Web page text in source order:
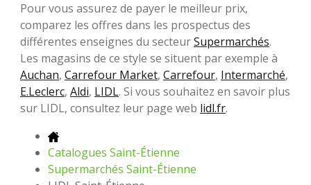
Pour vous assurez de payer le meilleur prix,
comparez les offres dans les prospectus des
différentes enseignes du secteurSupermarchés.
Les magasins de ce style se situent par exemple à
Auchan, Carrefour Market, Carrefour, Intermarché,
E.Leclerc, Aldi, LIDL. Si vous souhaitez en savoir plus
sur LIDL, consultez leur page web lidl.fr.
Catalogues Saint-Étienne
Supermarchés Saint-Étienne